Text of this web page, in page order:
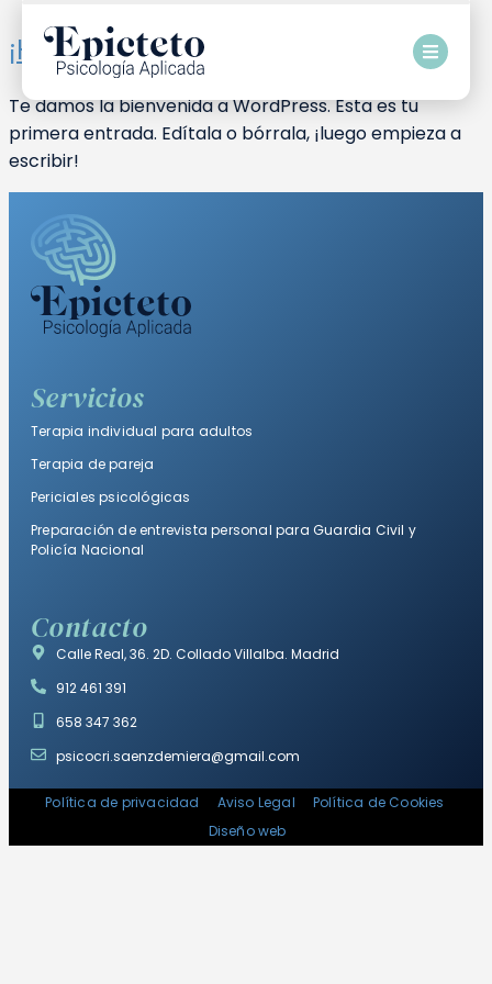
¡Hola, mundo!
Te damos la bienvenida a WordPress. Esta es tu
primera entrada. Edítala o bórrala, ¡luego empieza a
escribir!
Servicios
Terapia individual para adultos
Terapia de pareja
Periciales psicológicas
Preparación de entrevista personal para Guardia Civil y
Policía Nacional
Contacto
Calle Real, 36. 2D. Collado Villalba. Madrid
912 461 391
658 347 362
psicocri.saenzdemiera@gmail.com
Política de privacidad Aviso Legal
Política de Cookies
Diseño web